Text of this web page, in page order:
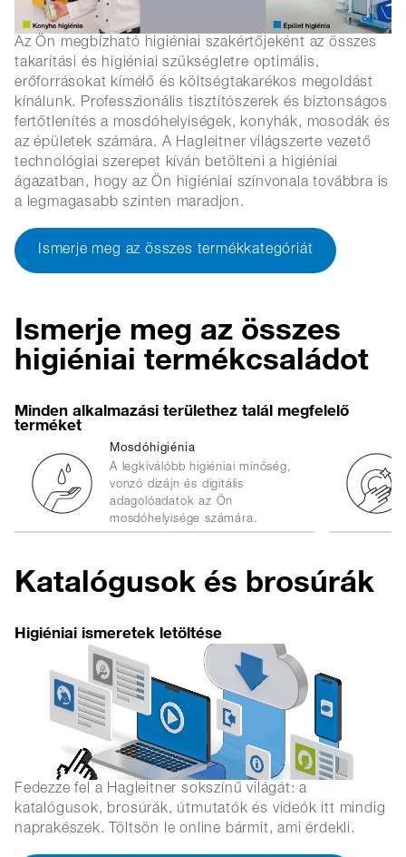
Az Ön megbízható higiéniai szakértőjeként az összes
takarítási és higiéniai szükségletre optimális,
erőforrásokat kímélő és költségtakarékos megoldást
kínálunk. Professzionális tisztítószerek és biztonságos
fertőtlenítés a mosdóhelyiségek, konyhák, mosodák és
az épületek számára. A Hagleitner világszerte vezető
technológiai szerepet kíván betölteni a higiéniai
ágazatban, hogy az Ön higiéniai színvonala továbbra is
a legmagasabb szinten maradjon.
Ismerje meg az összes termékkategóriát
Ismerje meg az összes
higiéniai termékcsaládot
Minden alkalmazási területhez talál megfelelő
terméket
Mosdóhigiénia
A legkiválóbb higiéniai minőség,
vonzó dizájn és digitális
adagolóadatok az Ön
mosdóhelyisége számára.
Katalógusok és brosúrák
Higiéniai ismeretek letöltése
Fedezze fel a Hagleitner sokszínű világát: a
katalógusok, brosúrák, útmutatók és videók itt mindig
naprakészek. Töltsön le online bármit, ami érdekli.